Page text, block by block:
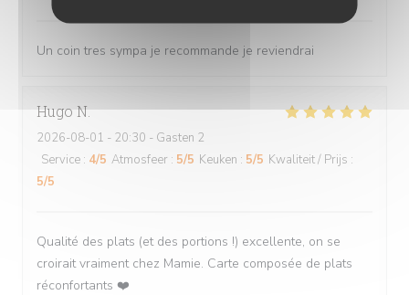
Un coin tres sympa je recommande je reviendrai
HugoN
2026-08-01 - 20:30 - Gasten 2
Service : 4/5 Atmosfeer : 5/5 Keuken : 5/5 Kwaliteit / Prijs :
5/5
Qualité des plats (et des portions !) excellente, on se
croirait vraiment chez Mamie. Carte composée de plats
réconfortants ❤️